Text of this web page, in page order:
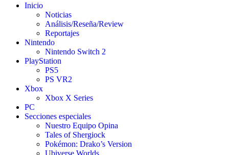
Inicio
Noticias
Análisis/Reseña/Review
Reportajes
Nintendo
Nintendo Switch 2
PlayStation
PS5
PS VR2
Xbox
Xbox X Series
PC
Secciones especiales
Nuestro Equipo Opina
Tales of Shergiock
Pokémon: Drako’s Version
Ubiverse Worlds